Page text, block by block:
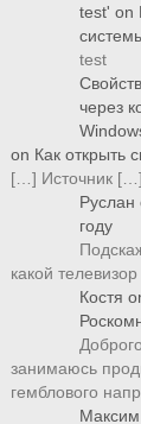
test' on
test
через
on Как открыть
[…] Источник […]
Руслан
году
какой
Костя
занимаюсь
гемблового
Максим